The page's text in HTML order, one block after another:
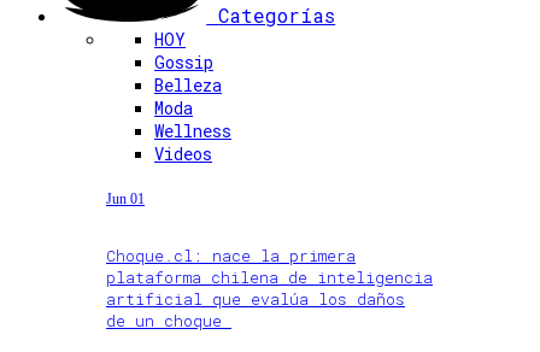
Categorías
HOY
Gossip
Belleza
Moda
Wellness
Videos
Jun 01
Choque.cl: nace la primera
plataforma chilena de inteligencia
artificial que evalúa los daños
de un choque